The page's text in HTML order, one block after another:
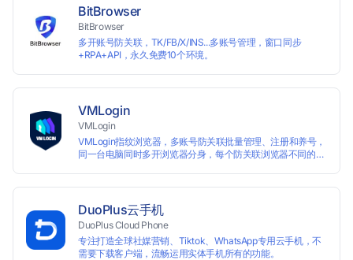
BitBrowser
BitBrowser
多开账号防关联，TK/FB/X/INS...多账号管理，窗口同步
+RPA+API，永久免费10个环境。
VMLogin
VMLogin
VMLogin指纹浏览器，多账号防关联批量管理、注册和养号，
同一台电脑同时多开浏览器分身，每个防关联浏览器不同的
DuoPlus云手机
DuoPlus Cloud Phone
专注打造全球社媒营销、Tiktok、WhatsApp专用云手机，不
需要下载客户端，流畅运用实体手机所有的功能。